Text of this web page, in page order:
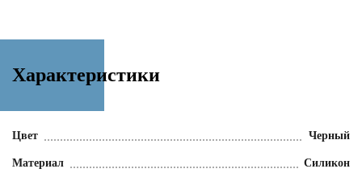
Характеристики
Цвет Черный
Материал Силикон